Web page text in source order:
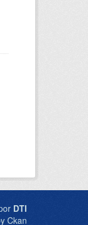
DTI
Ckan